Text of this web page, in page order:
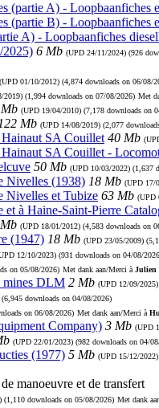
(partie A) - Loopbaanfiches
(partie B) - Loopbaanfiches
A) - Loopbaanfiches
2025) 6 Mb (UPD 24/11/2024) (926
(UPD 01/10/2012) (4,874 downloads on 06/08/
2019) (1,994 downloads on 07/08/2026) Met
(UPD 19/04/2010) (7,178 downloads on
122 Mb (UPD 14/08/2019) (2,077
Hainaut SA Couillet 40 Mb
SA Couillet -
50 Mb (UPD 10/03/2022) (1,637
Nivelles (1938) 18 Mb (UPD 17/
Nivelles et Tubize 63 Mb (UPD
et à Haine-Saint-Pierre
(UPD 18/01/2012) (4,583 downloads on
(1947) 18 Mb (UPD 23/05/2009)
12/10/2023) (931 downloads on 04/08/
on 05/08/2026) Met dank aan/Merci à Julien
mines DLM 2 Mb (UPD 12/09/2025
(6,945 downloads on 04/08/2026)
on 06/08/2026) Met dank aan/Merci à
Company) 3 Mb (UPD
(UPD 22/01/2023) (982 downloads on 04/
(1977) 5 Mb (UPD 15/12/2022
manoeuvre et de transfert
) (1,110 downloads on 05/08/2026) Met dank